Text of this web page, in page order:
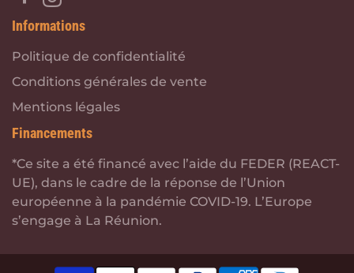
Informations
Politique de confidentialité
Conditions générales de vente
Mentions légales
Financements
*Ce site a été financé avec l’aide du FEDER (REACT-
UE), dans le cadre de la réponse de l’Union
européenne à la pandémie COVID-19. L’Europe
s’engage à La Réunion.